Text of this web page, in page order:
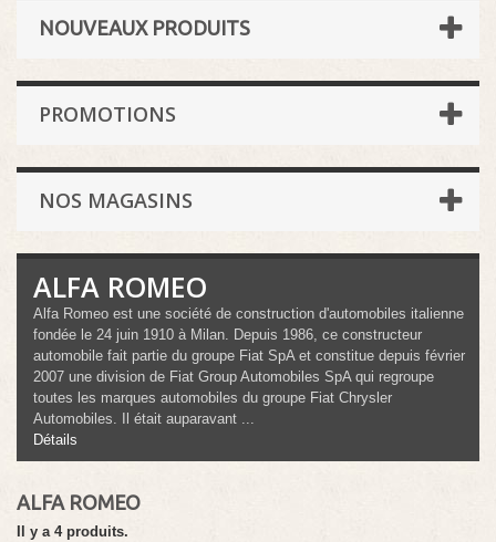
NOUVEAUX PRODUITS
PROMOTIONS
NOS MAGASINS
ALFA ROMEO
Alfa Romeo est une société de construction d'automobiles italienne
fondée le 24 juin 1910 à Milan. Depuis 1986, ce constructeur
automobile fait partie du groupe Fiat SpA et constitue depuis février
2007 une division de Fiat Group Automobiles SpA qui regroupe
toutes les marques automobiles du groupe Fiat Chrysler
Automobiles. Il était auparavant ...
Détails
ALFA ROMEO
Il y a 4 produits.